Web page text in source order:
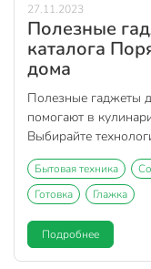
Полезные
каталога
дома
27.11.2023
Полезные гаджеты
помогают в
Выбирайте
Бытовая техника
Готовка
Глажка
Подробнее